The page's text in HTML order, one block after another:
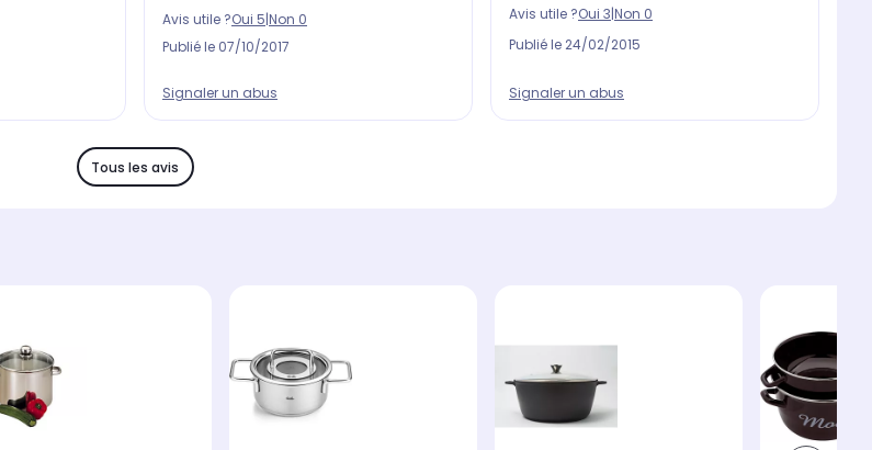
Avis utile ?Oui 5|Non 0
Publié le 07/10/2017
Signaler un abus
Avis utile ?Oui 3|Non 0
Publié le 24/02/2015
Signaler un abus
Tous les avis